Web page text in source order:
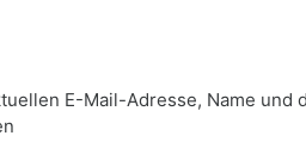
E-Mail-Adresse, Name